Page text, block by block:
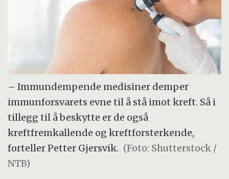
– Immundempende medisiner demper
immunforsvarets evne til å stå imot kreft. Så i
tillegg til å beskytte er de også
kreftfremkallende og kreftforsterkende,
forteller Petter Gjersvik. (Foto: Shutterstock /
NTB)